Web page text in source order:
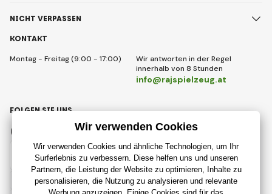
KONTAKT
Montag - Freitag (9:00 - 17:00)
Wir antworten in der Regel
innerhalb von 8 Stunden
info@rajspielzeug.at
NICHT VERPASSEN
Austrian
FOLGEN SIE UNS
Instagram